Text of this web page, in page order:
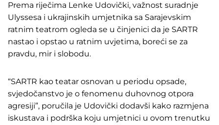
Prema riječima Lenke Udovički, važnost suradnje
Ulyssesa i ukrajinskih umjetnika sa Sarajevskim
ratnim teatrom ogleda se u činjenici da je SARTR
nastao i opstao u ratnim uvjetima, boreći se za
pravdu, mir i slobodu.
“SARTR kao teatar osnovan u periodu opsade,
svjedočanstvo je o fenomenu duhovnog otpora
agresiji”, poručila je Udovički dodavši kako razmjena
iskustava i podrška koju umjetnici u ovom trenutku